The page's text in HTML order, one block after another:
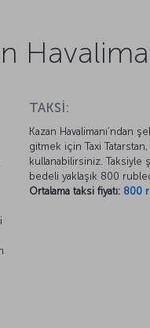
TAKSİ:
Kazan Havalimanı’ndan
gitmek için Taxi Tatarstan,
kullanabilirsiniz. Taksiyle
bedeli yaklaşık 800
Ortalama taksi fiyatı: 800